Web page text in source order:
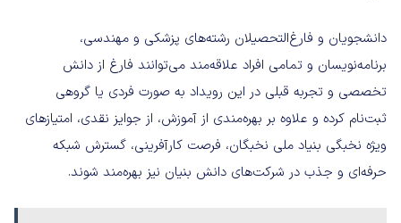
دانشجویان و فارغ‌التحصیلان رشته‌های پزشکی و مهندسی،
برنامه‌نویسان و تمامی افراد علاقه‌مند می‌توانند فارغ از دانش
تخصصی و تجربه قبلی در این رویداد به صورت فردی یا گروهی
ثبت‌نام کرده و علاوه بر بهره‌مندی از آموزش، از جوایز نقدی، امتیازهای
ویژه نخبگی بنیاد ملی نخبگان، فرصت کارآفرینی، گسترش شبکه
حرفه‌‏ای و جذب در شرکت‌های دانش بنیان نیز بهره‌مند شوند.